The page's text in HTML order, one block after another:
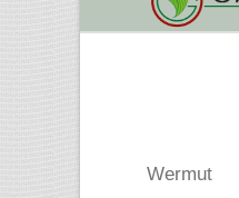
Wermut